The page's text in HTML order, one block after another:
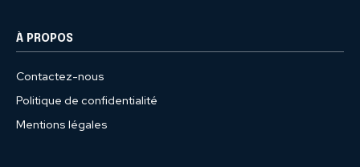
À PROPOS
Contactez-nous
Politique de confidentialité
Mentions légales